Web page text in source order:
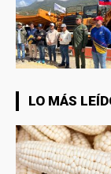
LO MÁS